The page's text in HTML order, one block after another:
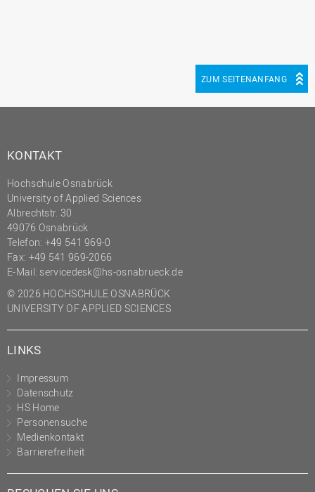
ZUM SEITENANFANG
KONTAKT
Hochschule Osnabrück
University of Applied Sciences
Albrechtstr. 30
49076 Osnabrück
Telefon: +49 541 969-0
Fax: +49 541 969-2066
E-Mail: servicedesk@hs-osnabrueck.de
© 2026 HOCHSCHULE OSNABRÜCK
UNIVERSITY OF APPLIED SCIENCES
LINKS
Impressum
Datenschutz
HS Home
Personensuche
Medienkontakt
Barrierefreiheit